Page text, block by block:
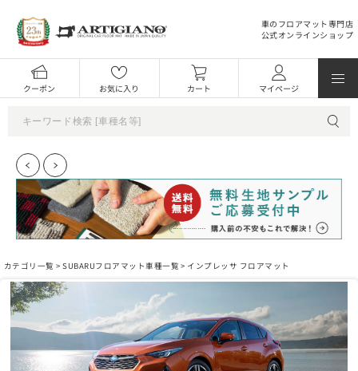
車のフロアマット専門店
公式オンラインショップ
クーポン お気に入り カート マイページ
カテゴリ一覧 >SUBARUフロアマット車種一覧 > インプレッサ フロアマット